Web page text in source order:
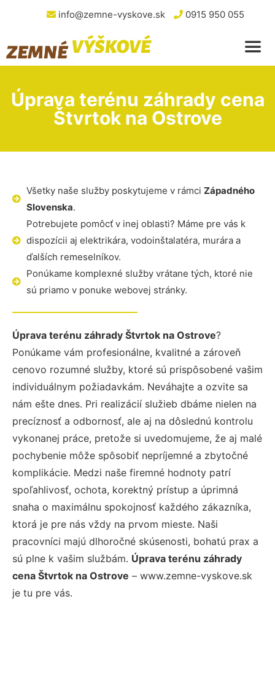
info@zemne-vyskove.sk 0915 950 055
Úprava terénu záhrady cena
Štvrtok na Ostrove
Všetky naše služby poskytujeme v rámci Západného
Slovenska.
Potrebujete pomôcť v inej oblasti? Máme pre vás k
dispozícii aj elektrikára, vodoinštalatéra, murára a
ďalších remeselníkov.
Ponúkame komplexné služby vrátane tých, ktoré nie
sú priamo v ponuke webovej stránky.
Úprava terénu záhrady Štvrtok na Ostrove?
Ponúkame vám profesionálne, kvalitné a zároveň
cenovo rozumné služby, ktoré sú prispôsobené vašim
individuálnym požiadavkám. Neváhajte a ozvite sa
nám ešte dnes. Pri realizácií služieb dbáme nielen na
precíznosť a odbornosť, ale aj na dôslednú kontrolu
vykonanej práce, pretože si uvedomujeme, že aj malé
pochybenie môže spôsobiť nepríjemné a zbytočné
komplikácie. Medzi naše firemné hodnoty patrí
spoľahlivosť, ochota, korektný prístup a úprimná
snaha o maximálnu spokojnosť každého zákazníka,
ktorá je pre nás vždy na prvom mieste. Naši
pracovníci majú dlhoročné skúsenosti, bohatú prax a
sú plne k vašim službám. Úprava terénu záhrady
cena Štvrtok na Ostrove – www.zemne-vyskove.sk
je tu pre vás.